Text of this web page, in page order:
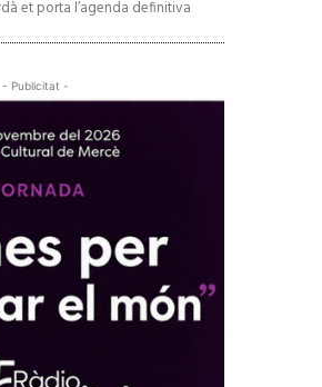
et porta l’agenda definitiva
- Publicitat -